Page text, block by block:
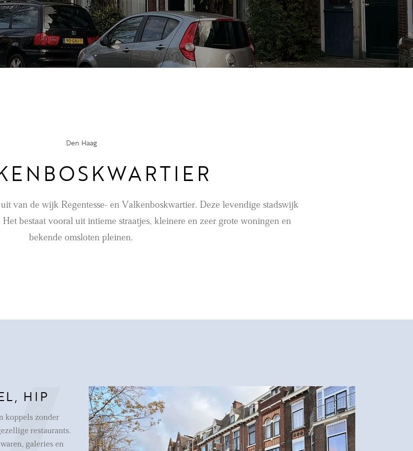
Den Haag
van de wijk Regentesse- en Valkenboskwartier. Deze levendige stadswijk
bestaat vooral uit intieme straatjes, kleinere en zeer grote woningen en
bekende omsloten pleinen.
HIP
koppels zonder
restaurants.
galeries en
FAQ
Reviews
Werken bij
Den Haag
Hillegersberg
Rotterdam